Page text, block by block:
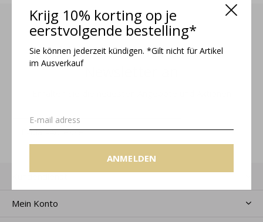
Krijg 10% korting op je
eerstvolgende bestelling*
Sie können jederzeit kündigen. *Gilt nicht für Artikel
im Ausverkauf
ANMELDEN
Melden Sie sich für unseren
ANMELDEN
Kundendienst
Mein Konto